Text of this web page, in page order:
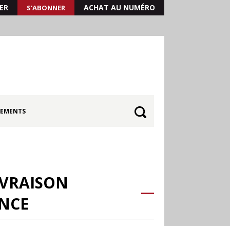
S'ABONNER ACHAT AU NUMÉRO
30.06
Canicule : les